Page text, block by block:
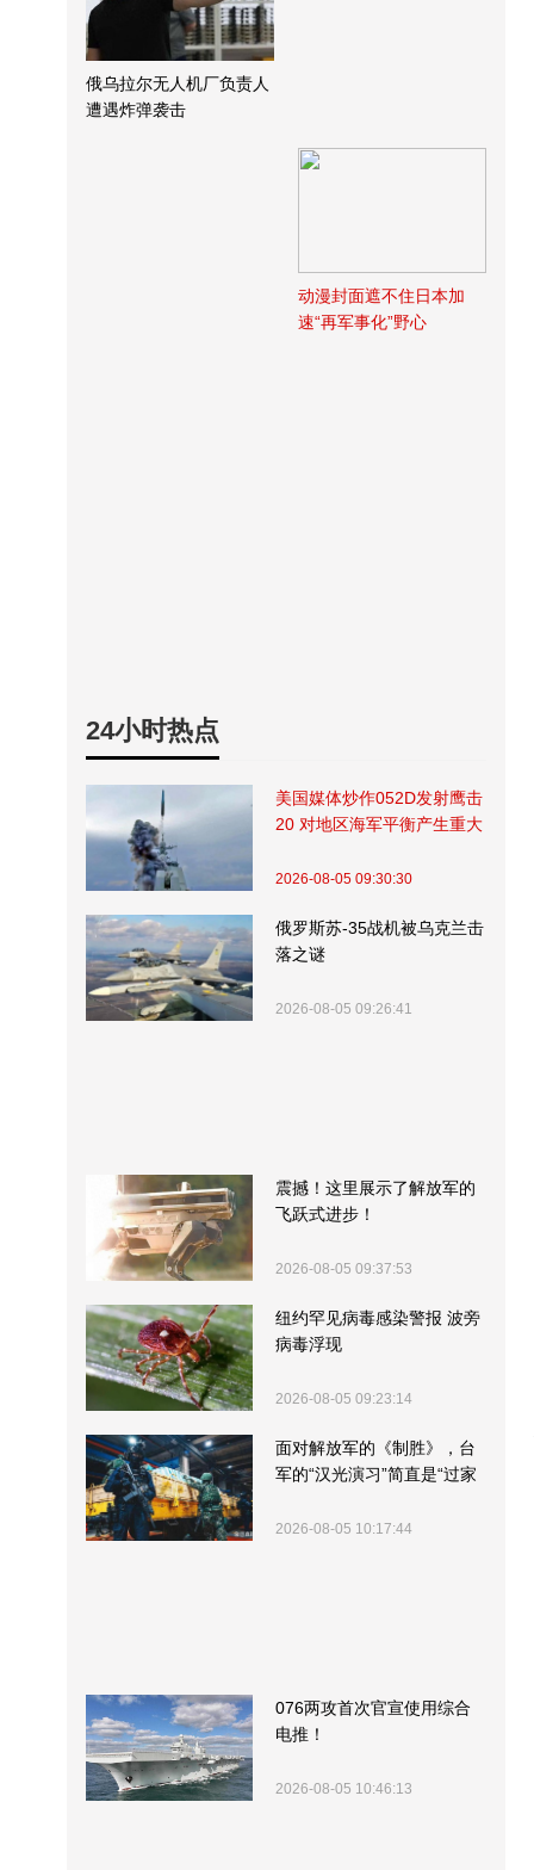
俄乌拉尔无人机厂负责人
遭遇炸弹袭击
动漫封面遮不住日本加
速“再军事化”野心
24小时热点
美国媒体炒作052D发射鹰击
20 对地区海军平衡产生重大
2026-08-05 09:30:30
俄罗斯苏-35战机被乌克兰击
落之谜
2026-08-05 09:26:41
震撼！这里展示了解放军的
飞跃式进步！
2026-08-05 09:37:53
纽约罕见病毒感染警报 波旁
病毒浮现
2026-08-05 09:23:14
面对解放军的《制胜》，台
军的“汉光演习”简直是“过家
2026-08-05 10:17:44
076两攻首次官宣使用综合
电推！
2026-08-05 10:46:13